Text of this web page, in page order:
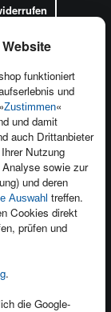
funktioniert
und
Zustimmen«
und damit
auch Drittanbieter
Nutzung
sowie zur
und deren
Auswahl treffen.
Cookies direkt
prüfen und
.
die Google-